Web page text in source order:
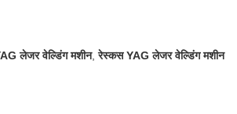
लेजर वेल्डिंग मशीन,रेस्कस YAG लेजर वेल्डिंग मशीन